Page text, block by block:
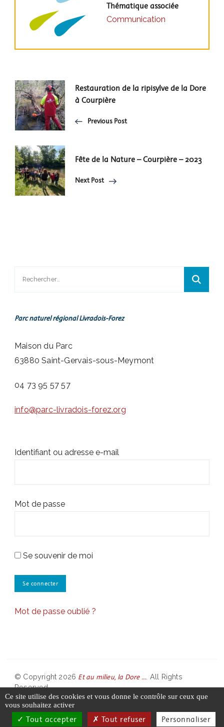
Thématique associée
Communication
Post
Navigation
Restauration de la ripisylve de la Dore
à Courpière
Previous Post
Fête de la Nature – Courpière – 2023
Next Post
Parc naturel régional Livradois-Forez
Maison du Parc
63880 Saint-Gervais-sous-Meymont
04 73 95 57 57
info@parc-livradois-forez.org
Identifiant ou adresse e-mail
Mot de passe
Se souvenir de moi
Mot de passe oublié ?
© Copyright 2026 Et au milieu, la Dore ... . All Rights
Reserved.
Partenaires
Contact
Politique de confidentialité
Mentions légales
Ce site utilise des cookies et vous donne le contrôle sur ceux que
vous souhaitez activer
Tout accepter Tout refuser Personnaliser